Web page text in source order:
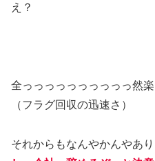
え？
全っっっっっっっっっっ然
（フラグ回収の迅速さ）
それからもなんやかんやあり